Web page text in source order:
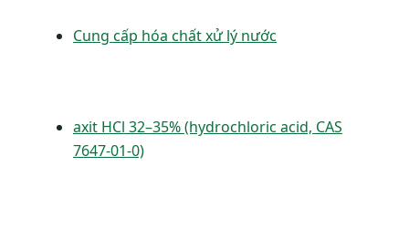
Cung cấp hóa chất xử lý nước
axit HCl 32–35% (hydrochloric acid, CAS
7647-01-0)